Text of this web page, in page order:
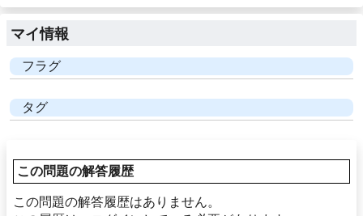
マイ情報
フラグ
タグ
この問題の解答履歴
この問題の解答履歴はありません。